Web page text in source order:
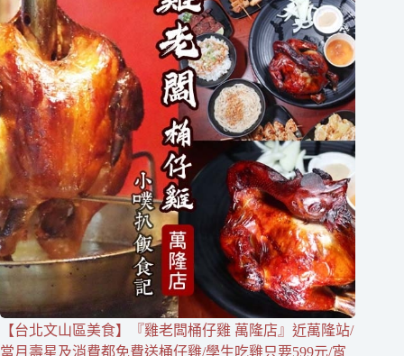
【台北文山區美食】『雞老闆桶仔雞 萬隆店』近萬隆站/
當月壽星及消費都免費送桶仔雞/學生吃雞只要599元/宵